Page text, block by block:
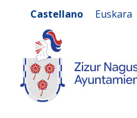
Castellano Euskara